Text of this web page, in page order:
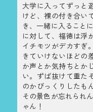
大学に入ってずっと
けど、裸の付き合い
き、一緒に入ること
に対して、福徳は浮
イチモツがデカすぎ
きていけないほどの
か声とか気持ちとか
い。ずば抜けて重た
のかびっくりしたも
その景色が忘れられ
ゃん！